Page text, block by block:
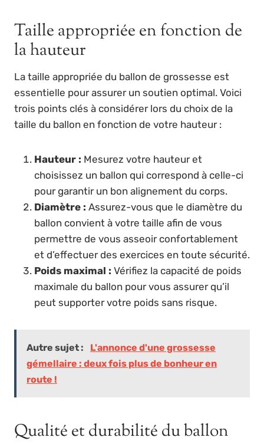
Taille appropriée en fonction de
la hauteur
La taille appropriée du ballon de grossesse est
essentielle pour assurer un soutien optimal. Voici
trois points clés à considérer lors du choix de la
taille du ballon en fonction de votre hauteur :
Hauteur : Mesurez votre hauteur et
choisissez un ballon qui correspond à celle-ci
pour garantir un bon alignement du corps.
Diamètre : Assurez-vous que le diamètre du
ballon convient à votre taille afin de vous
permettre de vous asseoir confortablement
et d’effectuer des exercices en toute sécurité.
Poids maximal : Vérifiez la capacité de poids
maximale du ballon pour vous assurer qu’il
peut supporter votre poids sans risque.
Autre sujet :
L'annonce d'une grossesse
gémellaire : deux fois plus de bonheur en
route !
Qualité et durabilité du ballon